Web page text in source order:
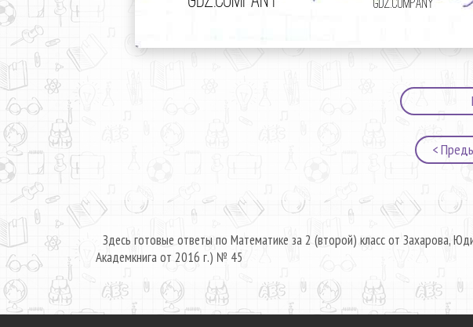
<
Здесь готовые ответы по Математике за 2 (второй) класс от Захарова,
Академкнига от 2016 г.) № 45